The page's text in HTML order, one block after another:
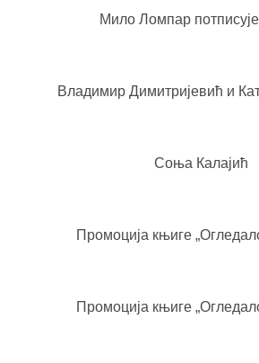
Мило Ломпар
Владимир Димитријевић и
Соња Калајић
Промоција књиге
Промоција књиге